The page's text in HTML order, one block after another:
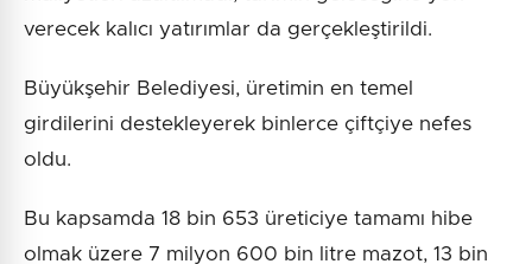
verecek kalıcı yatırımlar da gerçekleştirildi.
Büyükşehir Belediyesi, üretimin en temel
girdilerini destekleyerek binlerce çiftçiye nefes
oldu.
Bu kapsamda 18 bin 653 üreticiye tamamı hibe
olmak üzere 7 milyon 600 bin litre mazot, 13 bin